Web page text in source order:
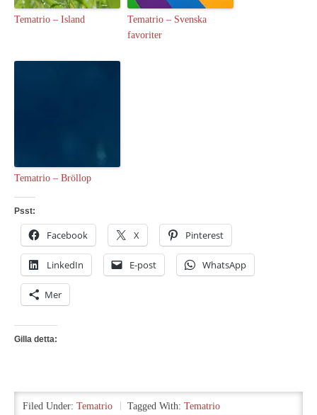
Tematrio – Island
Tematrio – Svenska
favoriter
Tematrio – Bröllop
Psst:
Facebook X Pinterest
LinkedIn E-post WhatsApp
Mer
Gilla detta:
Filed Under: Tematrio Tagged With: Tematrio